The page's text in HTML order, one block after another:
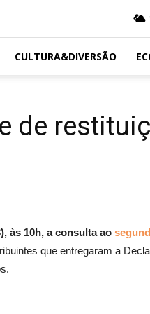
CULTURA&DIVERSÃO
de
às 10h, a consulta ao
que entregaram a